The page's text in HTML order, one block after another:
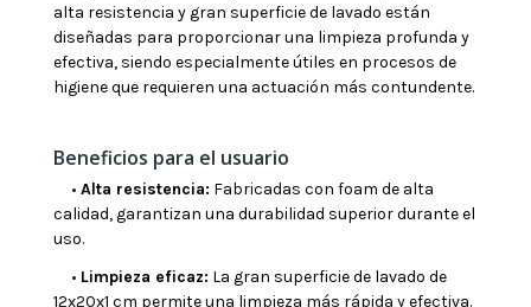
alta resistencia y gran superficie de lavado están
diseñadas para proporcionar una limpieza profunda y
efectiva, siendo especialmente útiles en procesos de
higiene que requieren una actuación más contundente.
Beneficios para el usuario
• Alta resistencia: Fabricadas con foam de alta
calidad, garantizan una durabilidad superior durante el
uso.
• Limpieza eficaz: La gran superficie de lavado de
12x20x1 cm permite una limpieza más rápida y efectiva.